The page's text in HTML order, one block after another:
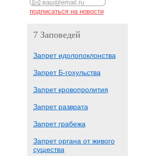
7 Заповедей
Запрет идолопоклонства
Запрет Б-гохульства
Запрет кровопролития
Запрет разврата
Запрет грабежа
Запрет органа от живого
существа